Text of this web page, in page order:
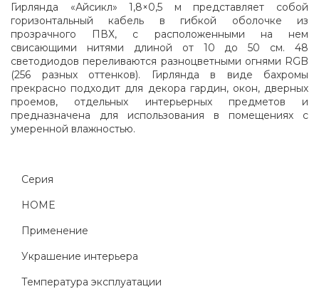
Гирлянда «Айсикл» 1,8×0,5 м представляет собой
горизонтальный кабель в гибкой оболочке из
прозрачного ПВХ, с расположенными на нем
свисающими нитями длиной от 10 до 50 см. 48
светодиодов переливаются разноцветными огнями RGB
(256 разных оттенков). Гирлянда в виде бахромы
прекрасно подходит для декора гардин, окон, дверных
проемов, отдельных интерьерных предметов и
предназначена для использования в помещениях с
умеренной влажностью.
Серия
HOME
Применение
Украшение интерьера
Температура эксплуатации